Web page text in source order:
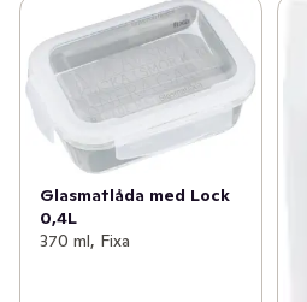
Glasmatlåda med Lock
0,4L
370 ml, Fixa